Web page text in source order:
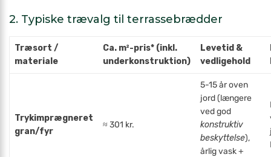
2. Typiske trævalg til terrassebrædder
Træsort /
materiale
Ca. m²-pris* (inkl.
underkonstruktion)
Levetid &
vedligehold
Trykimprægneret
gran/fyr
≈ 301 kr.
5-15 år oven
jord (længere
ved god
konstruktiv
beskyttelse),
årlig vask +